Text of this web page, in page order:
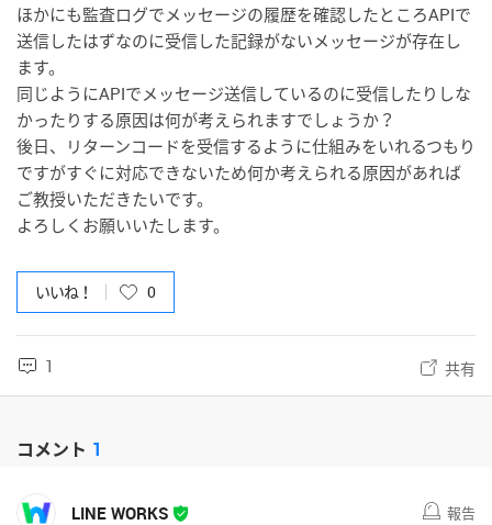
ほかにも監査ログでメッセージの履歴を確認したところAPIで
送信したはずなのに受信した記録がないメッセージが存在し
ます。
同じようにAPIでメッセージ送信しているのに受信したりしな
かったりする原因は何が考えられますでしょうか？
後日、リターンコードを受信するように仕組みをいれるつもり
ですがすぐに対応できないため何か考えられる原因があれば
ご教授いただきたいです。
よろしくお願いいたします。
いいね！ 0
1 共有
コメント 1
LINE WORKS 報告